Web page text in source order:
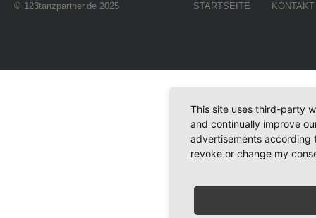
© 123tanzpartner.de 2025 STARTSEITE
This site uses third-party
and continually improve
advertisements according
revoke or change my